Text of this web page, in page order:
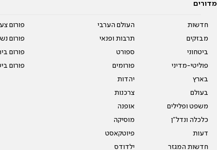
מדורים
חדשות
מבזקים
ביטחוני
פוליטי-מדיני
בארץ
בעולם
משפט ופלילים
כלכלה ונדל"ן
דעות
חדשות המגזר
העולם הערבי
תרבות ופנאי
ספורט
פורומים
יהדות
צרכנות
אופנה
מוסיקה
פיוטקאסט
ילדודס
פורום
פורום
פורום
פורום